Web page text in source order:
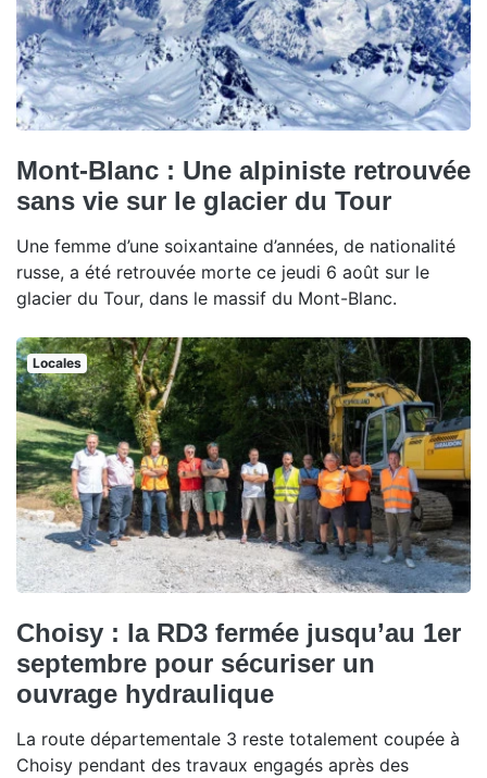
Mont-Blanc : Une alpiniste retrouvée
sans vie sur le glacier du Tour
Une femme d’une soixantaine d’années, de nationalité
russe, a été retrouvée morte ce jeudi 6 août sur le
glacier du Tour, dans le massif du Mont-Blanc.
Locales
Choisy : la RD3 fermée jusqu’au 1er
septembre pour sécuriser un
ouvrage hydraulique
La route départementale 3 reste totalement coupée à
Choisy pendant des travaux engagés après des